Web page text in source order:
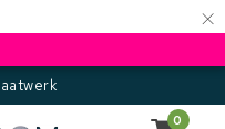
×
0